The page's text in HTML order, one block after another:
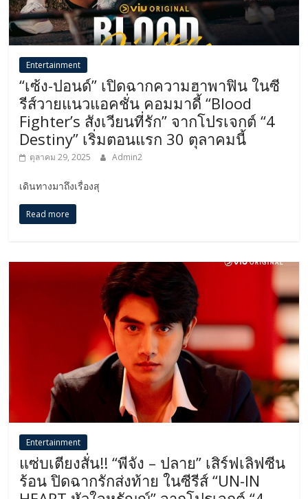
Entertainment
“เซ้ง-ปอนด์” เปิดฉากความฮาพาฟิน ในซี
รีส์วายแนวแอคชั่น คอมมาดี้ “Blood
Fighter’s สังเวียนที่รัก” จากโปรเจกต์ “4
Destiny” เริ่มตอนแรก 30 ตุลาคมนี้
ตุลาคม 29, 2025 Admin2
เดินทางมาถึงเรื่องสุ
Read more
Entertainment
แซ่บเตียงสั่น!! “พีจัง – ปลาย” เสิร์ฟเลิฟซีน
ร้อน ปิดฉากรักส่งท้าย ในซีรีส์ “UN-IN